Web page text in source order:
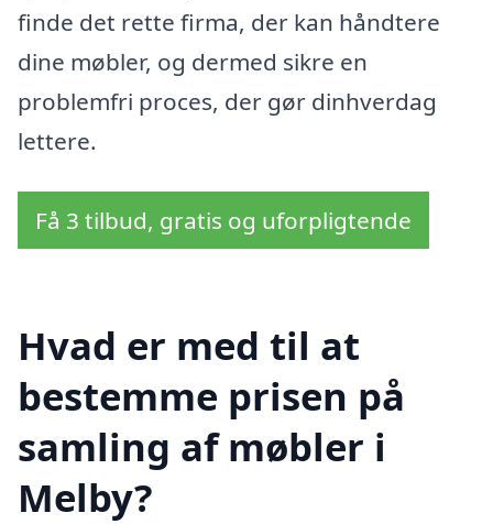
finde det rette firma, der kan håndtere
dine møbler, og dermed sikre en
problemfri proces, der gør dinhverdag
lettere.
Få 3 tilbud, gratis og uforpligtende
Hvad er med til at
bestemme prisen på
samling af møbler i
Melby?